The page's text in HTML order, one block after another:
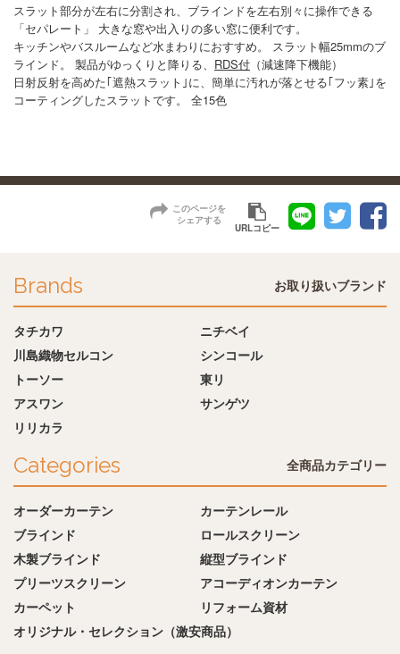
スラット部分が左右に分割され、ブラインドを左右別々に操作できる
「セパレート」 大きな窓や出入りの多い窓に便利です。
キッチンやバスルームなど水まわりにおすすめ。 スラット幅25mmのブ
ラインド。 製品がゆっくりと降りる、 RDS付 （減速降下機能）
日射反射を高めた｢遮熱スラット｣に、簡単に汚れが落とせる｢フッ素｣を
コーティングしたスラットです。 全15色
このページを
シェアする
URLコピー
Brands お取り扱いブランド
タチカワ
ニチベイ
川島織物セルコン
シンコール
トーソー
東リ
アスワン
サンゲツ
リリカラ
Categories 全商品カテゴリー
オーダーカーテン
カーテンレール
ブラインド
ロールスクリーン
木製ブラインド
縦型ブラインド
プリーツスクリーン
アコーディオンカーテン
カーペット
リフォーム資材
オリジナル・セレクション（激安商品）